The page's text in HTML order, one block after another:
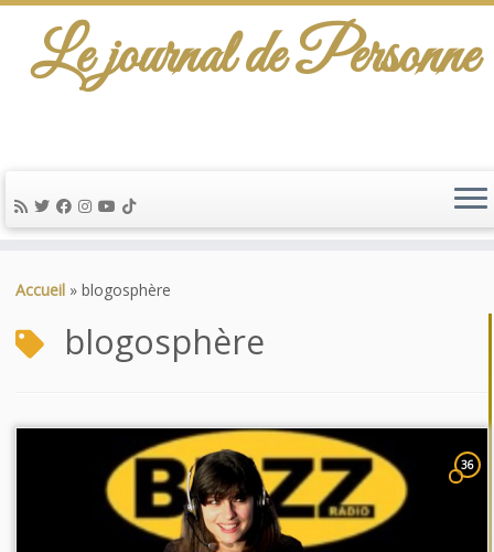
au
Le journal de Personne
Accueil » blogosphère
blogosphère
36